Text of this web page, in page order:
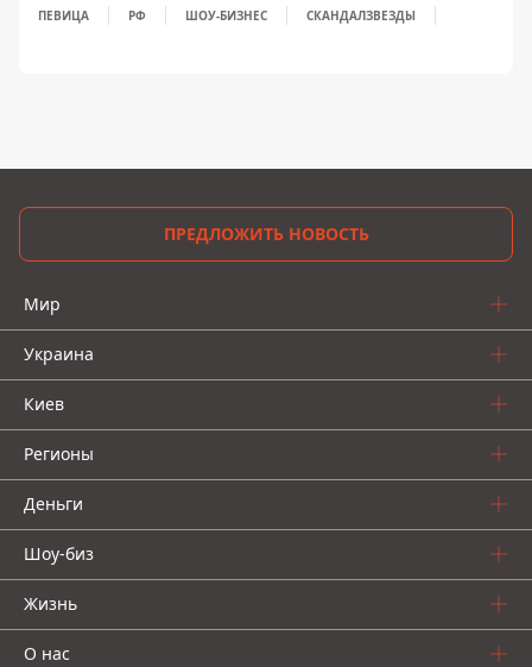
ПЕВИЦА РФ ШОУ-БИЗНЕС СКАНДАЛЗВЕЗДЫ
ПРЕДЛОЖИТЬ НОВОСТЬ
Мир
Украина
Киев
Регионы
Деньги
Шоу-биз
Жизнь
О нас